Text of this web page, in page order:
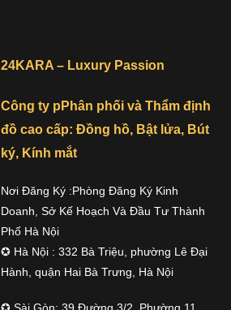
24KARA – Luxury Passion
Công ty pPhân phối và Thẩm định
đồ cao cấp: Đồng hồ, Bật lửa, Bút
ký, Kính mắt
Nơi Đăng Ký :Phòng Đăng Ký Kinh
Doanh, Sở Kế Hoạch Và Đầu Tư Thành
Phố Hà Nội
✪ Hà Nội : 332 Bà Triệu, phường Lê Đại
Hành, quận Hai Bà Trưng, Hà Nội
✪ Sài Gòn: 39 Đường 3/2, Phường 11,